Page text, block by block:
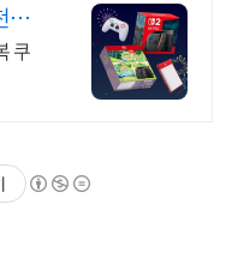
원
쿠